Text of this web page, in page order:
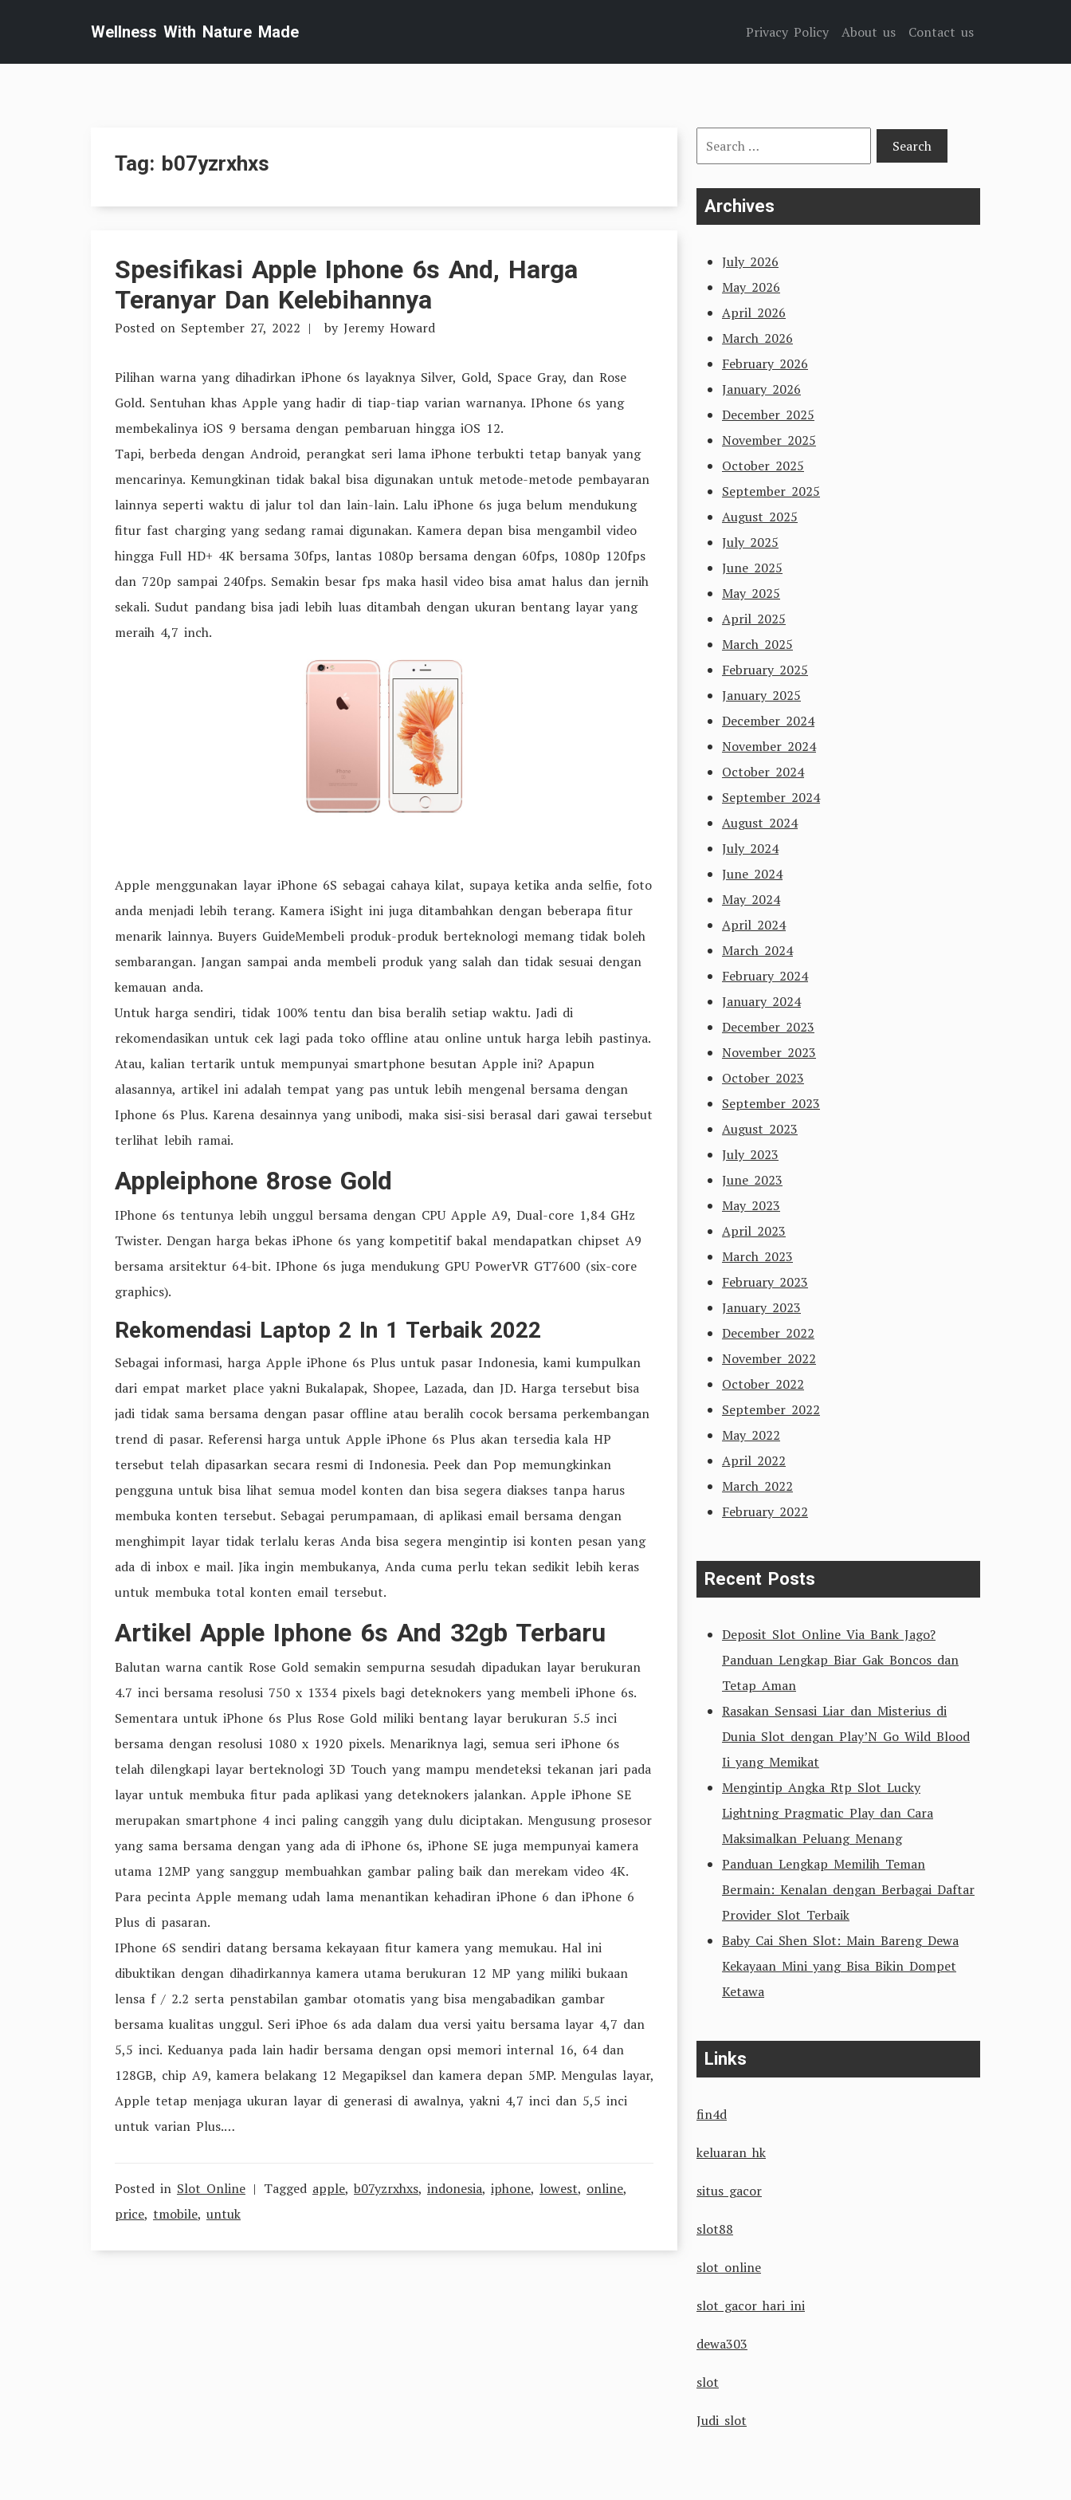
content
Wellness With Nature Made Privacy Policy About us Contact us
Tag: b07yzrxhxs
Spesifikasi Apple Iphone 6s And, Harga
Teranyar Dan Kelebihannya
Posted on September 27, 2022 by Jeremy Howard
Pilihan warna yang dihadirkan iPhone 6s layaknya Silver, Gold, Space Gray, dan Rose
Gold. Sentuhan khas Apple yang hadir di tiap-tiap varian warnanya. IPhone 6s yang
membekalinya iOS 9 bersama dengan pembaruan hingga iOS 12.
Tapi, berbeda dengan Android, perangkat seri lama iPhone terbukti tetap banyak yang
mencarinya. Kemungkinan tidak bakal bisa digunakan untuk metode-metode pembayaran
lainnya seperti waktu di jalur tol dan lain-lain. Lalu iPhone 6s juga belum mendukung
fitur fast charging yang sedang ramai digunakan. Kamera depan bisa mengambil video
hingga Full HD+ 4K bersama 30fps, lantas 1080p bersama dengan 60fps, 1080p 120fps
dan 720p sampai 240fps. Semakin besar fps maka hasil video bisa amat halus dan jernih
sekali. Sudut pandang bisa jadi lebih luas ditambah dengan ukuran bentang layar yang
meraih 4,7 inch.
Apple menggunakan layar iPhone 6S sebagai cahaya kilat, supaya ketika anda selfie, foto
anda menjadi lebih terang. Kamera iSight ini juga ditambahkan dengan beberapa fitur
menarik lainnya. Buyers GuideMembeli produk-produk berteknologi memang tidak boleh
sembarangan. Jangan sampai anda membeli produk yang salah dan tidak sesuai dengan
kemauan anda.
Untuk harga sendiri, tidak 100% tentu dan bisa beralih setiap waktu. Jadi di
rekomendasikan untuk cek lagi pada toko offline atau online untuk harga lebih pastinya.
Atau, kalian tertarik untuk mempunyai smartphone besutan Apple ini? Apapun
alasannya, artikel ini adalah tempat yang pas untuk lebih mengenal bersama dengan
Iphone 6s Plus. Karena desainnya yang unibodi, maka sisi-sisi berasal dari gawai tersebut
terlihat lebih ramai.
Appleiphone 8rose Gold
IPhone 6s tentunya lebih unggul bersama dengan CPU Apple A9, Dual-core 1,84 GHz
Twister. Dengan harga bekas iPhone 6s yang kompetitif bakal mendapatkan chipset A9
bersama arsitektur 64-bit. IPhone 6s juga mendukung GPU PowerVR GT7600 (six-core
graphics).
Rekomendasi Laptop 2 In 1 Terbaik 2022
Sebagai informasi, harga Apple iPhone 6s Plus untuk pasar Indonesia, kami kumpulkan
dari empat market place yakni Bukalapak, Shopee, Lazada, dan JD. Harga tersebut bisa
jadi tidak sama bersama dengan pasar offline atau beralih cocok bersama perkembangan
trend di pasar. Referensi harga untuk Apple iPhone 6s Plus akan tersedia kala HP
tersebut telah dipasarkan secara resmi di Indonesia. Peek dan Pop memungkinkan
pengguna untuk bisa lihat semua model konten dan bisa segera diakses tanpa harus
membuka konten tersebut. Sebagai perumpamaan, di aplikasi email bersama dengan
menghimpit layar tidak terlalu keras Anda bisa segera mengintip isi konten pesan yang
ada di inbox e mail. Jika ingin membukanya, Anda cuma perlu tekan sedikit lebih keras
untuk membuka total konten email tersebut.
Artikel Apple Iphone 6s And 32gb Terbaru
Balutan warna cantik Rose Gold semakin sempurna sesudah dipadukan layar berukuran
4.7 inci bersama resolusi 750 x 1334 pixels bagi deteknokers yang membeli iPhone 6s.
Sementara untuk iPhone 6s Plus Rose Gold miliki bentang layar berukuran 5.5 inci
bersama dengan resolusi 1080 x 1920 pixels. Menariknya lagi, semua seri iPhone 6s
telah dilengkapi layar berteknologi 3D Touch yang mampu mendeteksi tekanan jari pada
layar untuk membuka fitur pada aplikasi yang deteknokers jalankan. Apple iPhone SE
merupakan smartphone 4 inci paling canggih yang dulu diciptakan. Mengusung prosesor
yang sama bersama dengan yang ada di iPhone 6s, iPhone SE juga mempunyai kamera
utama 12MP yang sanggup membuahkan gambar paling baik dan merekam video 4K.
Para pecinta Apple memang udah lama menantikan kehadiran iPhone 6 dan iPhone 6
Plus di pasaran.
IPhone 6S sendiri datang bersama kekayaan fitur kamera yang memukau. Hal ini
dibuktikan dengan dihadirkannya kamera utama berukuran 12 MP yang miliki bukaan
lensa f / 2.2 serta penstabilan gambar otomatis yang bisa mengabadikan gambar
bersama kualitas unggul. Seri iPhoe 6s ada dalam dua versi yaitu bersama layar 4,7 dan
5,5 inci. Keduanya pada lain hadir bersama dengan opsi memori internal 16, 64 dan
128GB, chip A9, kamera belakang 12 Megapiksel dan kamera depan 5MP. Mengulas layar,
Apple tetap menjaga ukuran layar di generasi di awalnya, yakni 4,7 inci dan 5,5 inci
untuk varian Plus.…
Posted in Slot Online Tagged apple, b07yzrxhxs, indonesia, iphone, lowest, online,
price, tmobile, untuk
Search
for:
Archives
July 2026
May 2026
April 2026
March 2026
February 2026
January 2026
December 2025
November 2025
October 2025
September 2025
August 2025
July 2025
June 2025
May 2025
April 2025
March 2025
February 2025
January 2025
December 2024
November 2024
October 2024
September 2024
August 2024
July 2024
June 2024
May 2024
April 2024
March 2024
February 2024
January 2024
December 2023
November 2023
October 2023
September 2023
August 2023
July 2023
June 2023
May 2023
April 2023
March 2023
February 2023
January 2023
December 2022
November 2022
October 2022
September 2022
May 2022
April 2022
March 2022
February 2022
Recent Posts
Deposit Slot Online Via Bank Jago?
Panduan Lengkap Biar Gak Boncos dan
Tetap Aman
Rasakan Sensasi Liar dan Misterius di
Dunia Slot dengan Play’N Go Wild Blood
Ii yang Memikat
Mengintip Angka Rtp Slot Lucky
Lightning Pragmatic Play dan Cara
Maksimalkan Peluang Menang
Panduan Lengkap Memilih Teman
Bermain: Kenalan dengan Berbagai Daftar
Provider Slot Terbaik
Baby Cai Shen Slot: Main Bareng Dewa
Kekayaan Mini yang Bisa Bikin Dompet
Ketawa
Links
fin4d
keluaran hk
situs gacor
slot88
slot online
slot gacor hari ini
dewa303
slot
Judi slot